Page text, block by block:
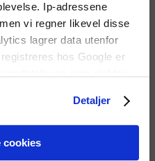
Ip-adressene
vi regner likevel disse
lagrer data utenfor
hos Google er
Detaljer
cookies
- 0680 Oslo
21 00